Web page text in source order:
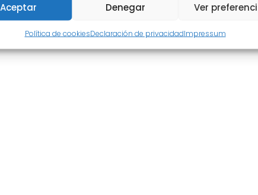
Aceptar Denegar Ver
Política de cookiesDeclaración de privacidadImpressum